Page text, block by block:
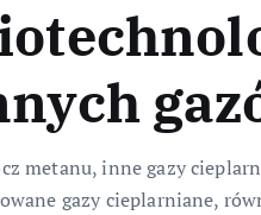
metanu, inne gazy
gazy cieplarniane,